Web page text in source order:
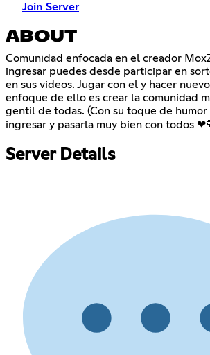
Join Server
ABOUT
Comunidad enfocada en el creador
ingresar puedes desde participar en
en sus videos. Jugar con el y hacer
enfoque de ello es crear la comunidad
gentil de todas. (Con su toque de humor
ingresar y pasarla muy bien con todos
Server Details